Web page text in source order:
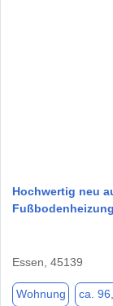
Hochwertig neu
Fußbodenheizung
Essen, 45139
Wohnung ca.